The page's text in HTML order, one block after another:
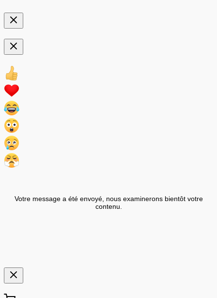
Votre message a été envoyé, nous examinerons bientôt votre
contenu.